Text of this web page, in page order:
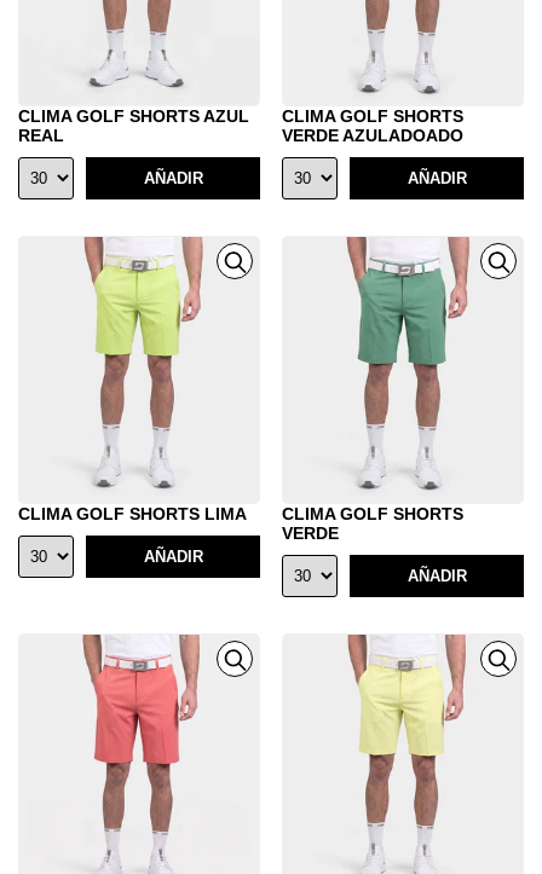
CLIMA GOLF SHORTS AZUL
REAL
AÑADIR
CLIMA GOLF SHORTS
VERDE AZULADOADO
AÑADIR
CLIMA GOLF SHORTS LIMA
AÑADIR
CLIMA GOLF SHORTS
VERDE
AÑADIR